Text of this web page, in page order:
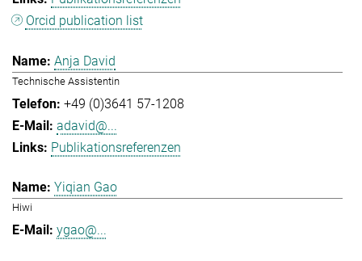
Orcid publication list
Anja David
Technische Assistentin
+49 (0)3641 57-1208
adavid@...
Publikationsreferenzen
Yiqian Gao
Hiwi
ygao@...